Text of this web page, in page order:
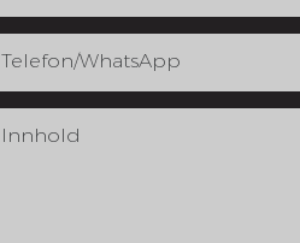
Telefon/whatsApp
Innhold